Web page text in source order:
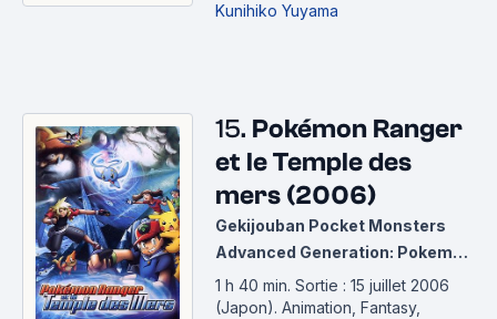
Kunihiko Yuyama
15. Pokémon Ranger
et le Temple des
mers (2006)
Gekijouban Pocket Monsters
Advanced Generation: Pokemon
Ranger to Umi no Ouji Manaphy
1 h 40 min. Sortie : 15 juillet 2006
(Japon). Animation, Fantasy,